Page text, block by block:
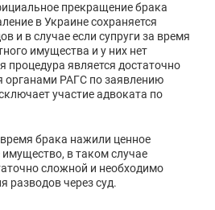
прекращение брака
в Украине сохраняется
и в случае если супруги за время
имущества и у них нет
процедура является достаточно
органами РАГС по заявлению
участие адвоката по
время брака нажили ценное
в таком случае
сложной и необходимо
разводов через суд.